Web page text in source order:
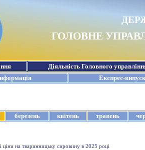
ціни на тваринницьку сировину в 2025 році
березень квітень травень